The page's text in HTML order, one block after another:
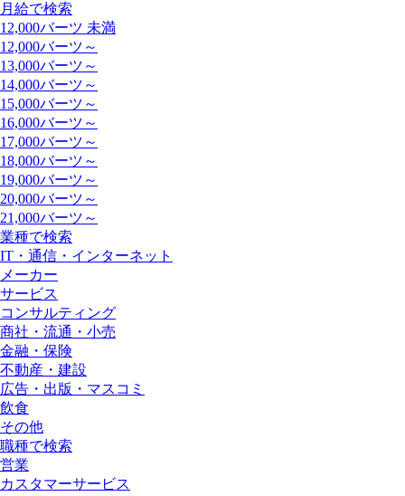
月給で検索
12,000バーツ 未満
12,000バーツ～
13,000バーツ～
14,000バーツ～
15,000バーツ～
16,000バーツ～
17,000バーツ～
18,000バーツ～
19,000バーツ～
20,000バーツ～
21,000バーツ～
業種で検索
IT・通信・インターネット
メーカー
サービス
コンサルティング
商社・流通・小売
金融・保険
不動産・建設
広告・出版・マスコミ
飲食
その他
職種で検索
営業
カスタマーサービス